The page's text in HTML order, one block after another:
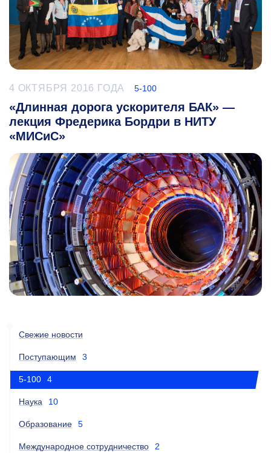
4 ОКТЯБРЯ 2016 ГОДА 5-100
«Длинная дорога ускорителя БАК» —
лекция Фредерика Бордри в НИТУ
«МИСиС»
Свежие новости
Поступающим 3
5-100 4
Наука 10
Образование 5
Международное сотрудничество 2